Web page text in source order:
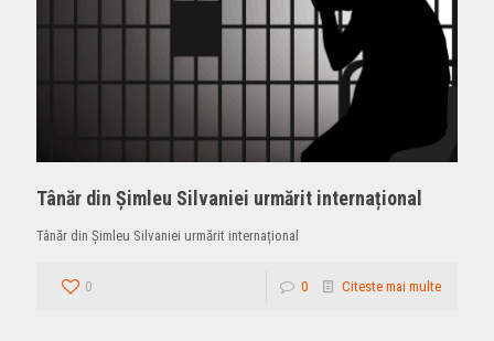
Tânăr din Șimleu Silvaniei urmărit internațional
Tânăr din Șimleu Silvaniei urmărit internațional
0 0 Citeste mai multe